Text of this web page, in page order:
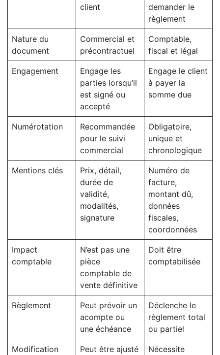
client
demander le
règlement
Nature du
document
Commercial et
précontractuel
Comptable,
fiscal et légal
Engagement
Engage les
parties lorsqu’il
est signé ou
accepté
Engage le client
à payer la
somme due
Numérotation
Recommandée
pour le suivi
commercial
Obligatoire,
unique et
chronologique
Mentions clés
Prix, détail,
durée de
validité,
modalités,
signature
Numéro de
facture,
montant dû,
données
fiscales,
coordonnées
Impact
comptable
N’est pas une
pièce
comptable de
vente définitive
Doit être
comptabilisée
Règlement
Peut prévoir un
acompte ou
une échéance
Déclenche le
règlement total
ou partiel
Modification
Peut être ajusté
Nécessite